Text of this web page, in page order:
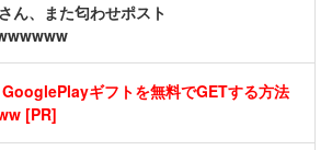
ん、また匂わせポスト
GooglePlayギフトを無料でGETする方法
[PR]